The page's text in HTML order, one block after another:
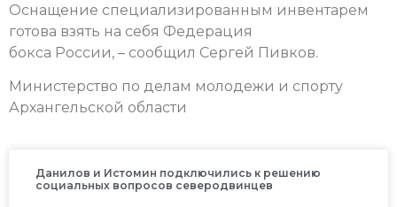
Оснащение специализированным инвентарем
готова взять на себя Федерация
бокса России, – сообщил Сергей Пивков.
Министерство по делам молодежи и спорту
Архангельской области
Данилов и Истомин подключились к решению
социальных вопросов северодвинцев